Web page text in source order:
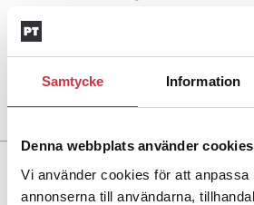
Samtycke Information
Denna webbplats använder cookies
Vi använder cookies för att anpassa
annonserna till användarna,
Det danska
personer och fordon.
25 juni 2014